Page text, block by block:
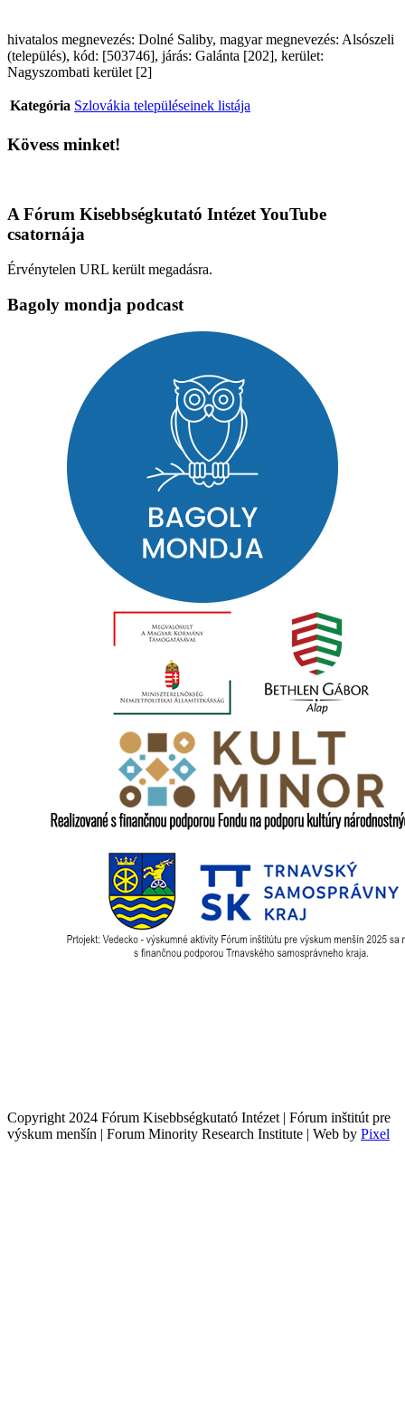
hivatalos megnevezés: Dolné Saliby, magyar megnevezés: Alsószeli
(település), kód: [503746], járás: Galánta [202], kerület:
Nagyszombati kerület [2]
Kategória Szlovákia településeinek listája
Kövess minket!
A Fórum Kisebbségkutató Intézet YouTube
csatornája
Érvénytelen URL került megadásra.
Bagoly mondja podcast
Copyright 2024 Fórum Kisebbségkutató Intézet | Fórum inštitút pre
výskum menšín | Forum Minority Research Institute | Web by Pixel